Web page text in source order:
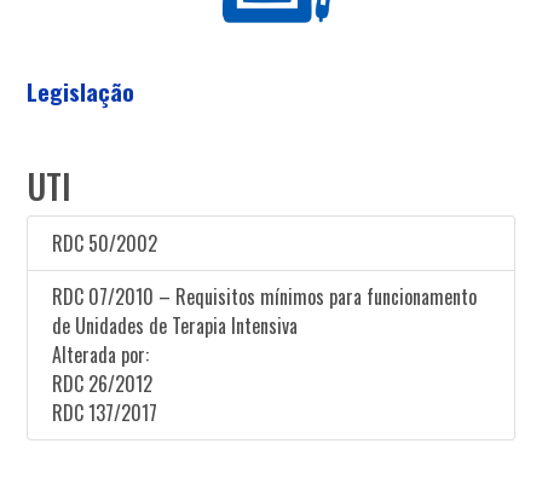
Legislação
UTI
RDC 50/2002
RDC 07/2010 – Requisitos mínimos para funcionamento
de Unidades de Terapia Intensiva
Alterada por:
RDC 26/2012
RDC 137/2017